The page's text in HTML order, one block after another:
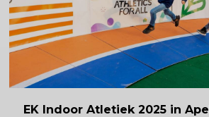
EK Indoor Atletiek 2025 in